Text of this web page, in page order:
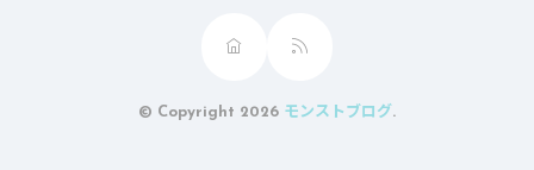
© Copyright 2026 モンストブログ .